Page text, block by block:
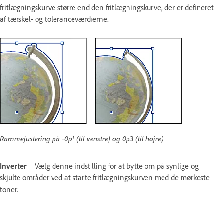
fritlægningskurve større end den fritlægningskurve, der er defineret
af tærskel- og toleranceværdierne.
Rammejustering på -0p1 (til venstre) og 0p3 (til højre)
Inverter
Vælg denne indstilling for at bytte om på synlige og
skjulte områder ved at starte fritlægningskurven med de mørkeste
toner.